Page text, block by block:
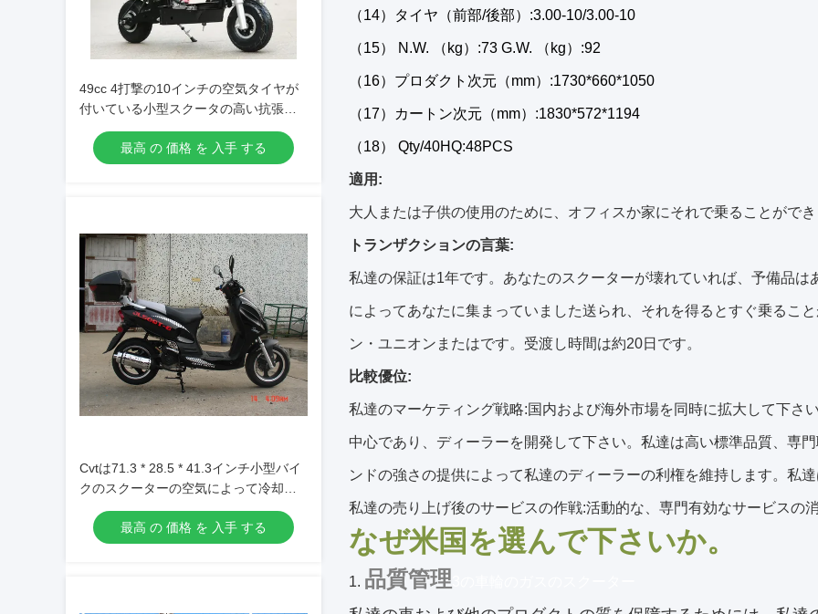
49cc 4打撃の10インチの空気タイヤが
付いている小型スクータの高い抗張鋼
最高 の 価格 を 入手 する
Cvtは71.3 * 28.5 * 41.3インチ小型バイ
クのスクーターの空気によって冷却さ
れたエンジンを強制しました
最高 の 価格 を 入手 する
（14）タイヤ（前部/後部）:3.00-10/3.00-10
（15） N.W. （kg）:73 G.W. （kg）:92
（16）プロダクト次元（mm）:1730*660*1050
（17）カートン次元（mm）:1830*572*1194
（18） Qty/40HQ:48PCS
適用:
大人または子供の使用のために、オフィスか家にそれで乗ることがで
トランザクションの言葉:
私達の保証は1年です。あなたのスクーターが壊れていれば、予備品
によってあなたに集まっていました送られ、それを得るとすぐ乗るこ
ン・ユニオンまたはです。受渡し時間は約20日です。
比較優位:
私達のマーケティング戦略:国内および海外市場を同時に拡大して下さ
中心であり、ディーラーを開発して下さい。私達は高い標準品質、専
ンドの強さの提供によって私達のディーラーの利権を維持します。私
私達の売り上げ後のサービスの作戦:活動的な、専門有効なサービスの
なぜ米国を選んで下さいか。
1. 品質管理